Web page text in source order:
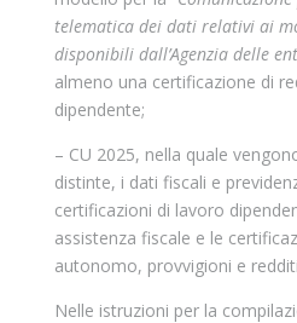
telematica dei dati relativi ai
disponibili dall’Agenzia delle
almeno una certificazione di
dipendente;
– CU 2025, nella quale
distinte, i dati fiscali e
certificazioni di lavoro
assistenza fiscale e le
autonomo, provvigioni e
Nelle istruzioni per la